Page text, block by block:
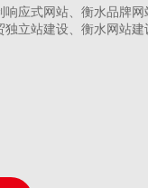
应式网站、衡水品牌
立站建设、衡水网站